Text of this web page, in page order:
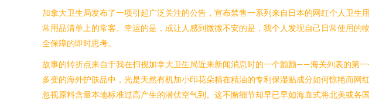
加拿大卫生局发布了一项引起广泛关注的公告，宣布禁售一系列来自日本的网红个人卫
常用品清单上的常客。幸运的是，或让人感到微微不安的是，我个人发现自己日常使用
全保障的即时思考。
故事的转折点来自于我在扫视加拿大卫生局近来新闻消息时的一个颤颤——海关列表的第
多变的海外护肤品中，光是天然有机加小印花朵精在精油的专利保湿贴成分如何惊艳而
忽视原料含量本地标准过高产生的潜伏空气到。这不懈细节却早已早如海血式将北美或